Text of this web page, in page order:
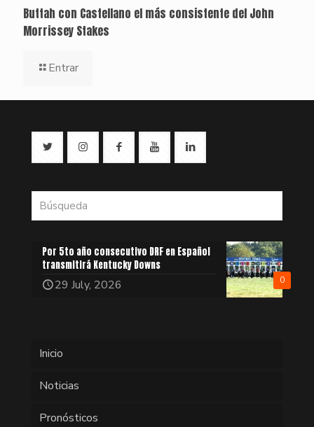
Buttah con Castellano el más consistente del John
Morrissey Stakes
Entrar
0
Por 5to año consecutivo DRF en Español
transmitirá Kentucky Downs
29 July, 2026
Inicio
Noticias
Pronósticos